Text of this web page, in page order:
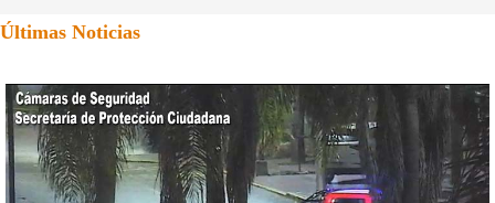
Últimas Noticias